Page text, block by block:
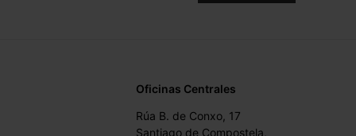
Oficinas Centrales
Rúa B. de Conxo, 17
Santiago de Compostela,